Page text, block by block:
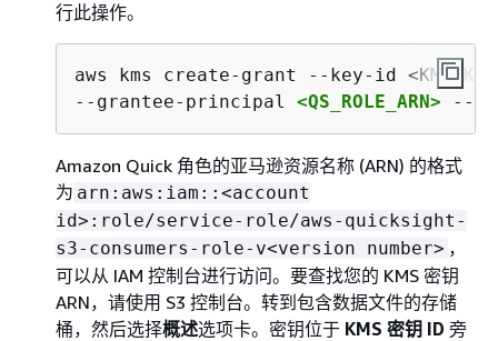
行此操作。
aws kms create-grant --key-id
--grantee-principal <QS_ROLE_ARN> --
Amazon Quick 角色的亚马逊资源名称 (ARN) 的格式
为 arn:aws:iam::<account
id>:role/service-role/aws-quicksight-
s3-consumers-role-v<version number> ，
可以从 IAM 控制台进行访问。要查找您的 KMS 密钥
ARN，请使用 S3 控制台。转到包含数据文件的存储
桶，然后选择概述选项卡。密钥位于 KMS 密钥 ID 旁